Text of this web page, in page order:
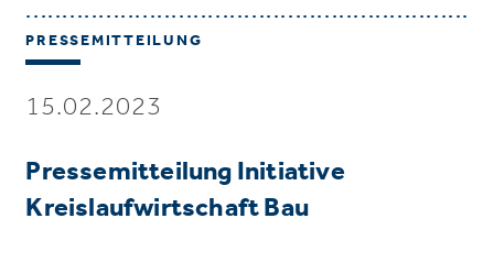
PRESSEMITTEILUNG
15.02.2023
Pressemitteilung Initiative
Kreislaufwirtschaft Bau